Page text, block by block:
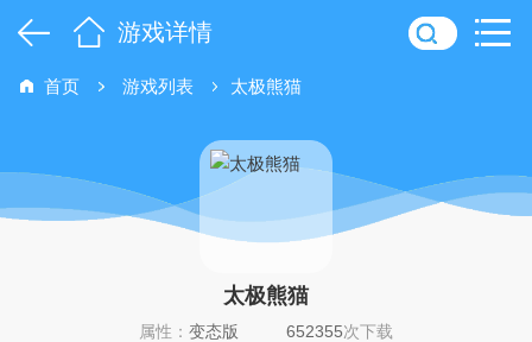
游戏详情
首页 游戏列表 太极熊猫
太极熊猫
属性： 变态版 652355次下载